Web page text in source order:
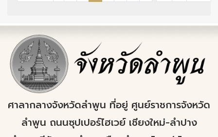
ศาลากลางจังหวัดลำพูน ที่อยู่ ศูนย์ราชการจังหวัด
ลำพูน ถนนซุปเปอร์ไฮเวย์ เชียงใหม่-ลำปาง